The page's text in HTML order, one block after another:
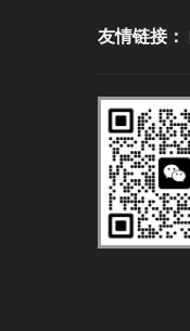
友情链接：